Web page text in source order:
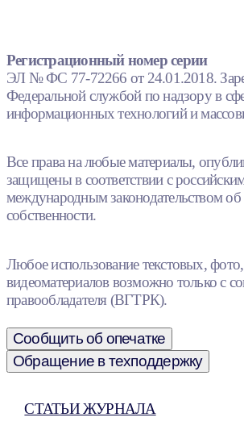
Регистрационный номер серии
ЭЛ № ФС 77-72266 от 24.01.2018.
Федеральной службой по надзору в
информационных технологий и
Все права на любые материалы,
защищены в соответствии с
международным законодательством об
собственности.
Любое использование текстовых,
видеоматериалов возможно только с
правообладателя (ВГТРК).
Сообщить об опечатке
Обращение в техподдержку
СТАТЬИ ЖУРНАЛА